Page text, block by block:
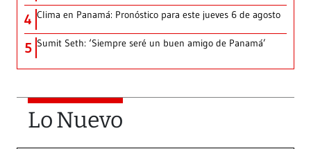
4 Clima en Panamá: Pronóstico para este jueves 6 de agosto
5 Sumit Seth: ‘Siempre seré un buen amigo de Panamá’
Lo Nuevo